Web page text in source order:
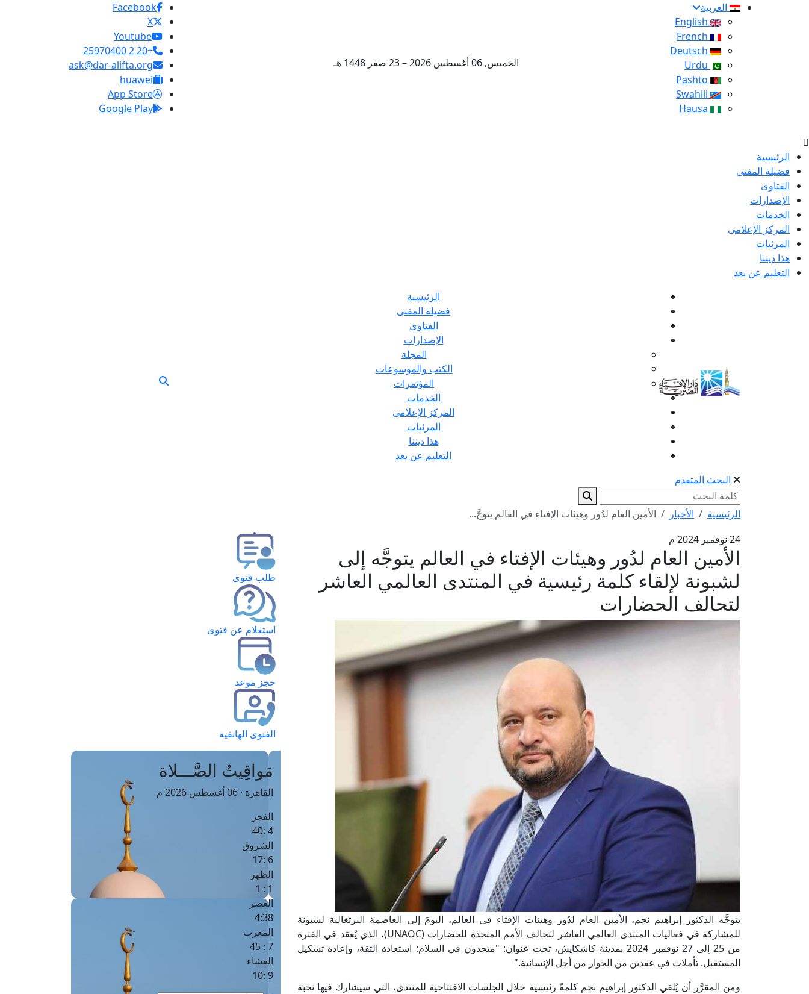
العربية
الخميس, 06 أغسطس 2026 – 23 صفر 1448 هـ
Facebook
X
Youtube
+20 2 25970400
ask@dar-alifta.org
huawei
App Store
Google Play
الرئيسية
فضيلة المفتى
الفتاوى
الإصدارات
الخدمات
المركز الإعلامى
المرئيات
هذا ديننا
التعليم عن بعد
الرئيسية
فضيلة المفتى
الفتاوى
الإصدارات
المجلة
الكتب والموسوعات
المؤتمرات
الخدمات
المركز الإعلامى
المرئيات
هذا ديننا
التعليم عن بعد
البحث المتقدم
الرئيسية الأخبار
الأمين العام لدُور وهيئات الإفتاء في العالم يتوجَّ...
24 نوفمبر 2024 م
الأمين العام لدُور وهيئات الإفتاء في العالم يتوجَّه إلى
لشبونة لإلقاء كلمة رئيسية في المنتدى العالمي العاشر
لتحالف الحضارات
يتوجَّه الدكتور إبراهيم نجم، الأمين العام لدُور وهيئات الإفتاء في العالم، اليومَ إلى العاصمة البرتغالية لشبونة
للمشاركة في فعاليات المنتدى العالمي العاشر لتحالف الأمم المتحدة للحضارات (UNAOC)، الذي يُعقد في الفترة
من 25 إلى 27 نوفمبر 2024 بمدينة كاشكايش، تحت عنوان: "متحدون في السلام: استعادة الثقة، وإعادة تشكيل
المستقبل. تأملات في عقدين من الحوار من أجل الإنسانية."
ومن المقرَّر أن يُلقي الدكتور إبراهيم نجم كلمةً رئيسية خلال الجلسات الافتتاحية للمنتدى، التي سيشارك فيها نخبة
طلب فتوى
استعلام عن فتوى
حجز موعد
الفتوى الهاتفية
مَواقِيتُ الصَّـــلاة
القاهرة · 06 أغسطس 2026 م
الفجر
4 :40
الشروق
6 :17
الظهر
1 : 1
العصر
4:38
المغرب
7 : 45
العشاء
9 :10